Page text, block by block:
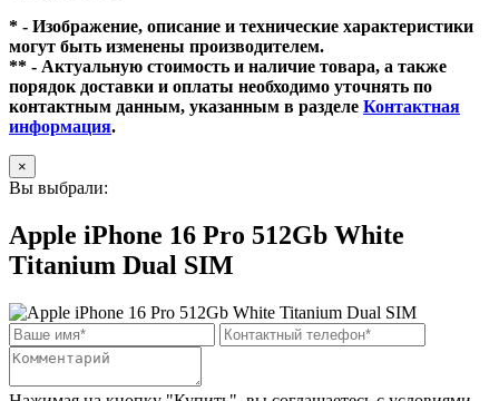
* - Изображение, описание и технические характеристики
могут быть изменены производителем.
** - Актуальную стоимость и наличие товара, а также
порядок доставки и оплаты необходимо уточнять по
контактным данным, указанным в разделе Контактная
информация.
×
Вы выбрали:
Apple iPhone 16 Pro 512Gb White
Titanium Dual SIM